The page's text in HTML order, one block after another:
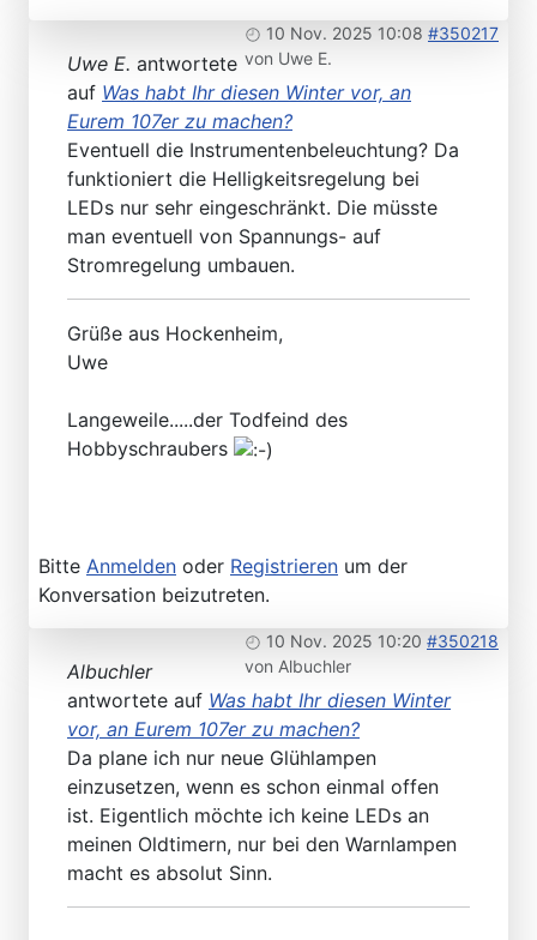
10 Nov. 2025 10:08 #350217
von Uwe E.
Uwe E. antwortete
auf Was habt Ihr diesen Winter vor, an
Eurem 107er zu machen?
Eventuell die Instrumentenbeleuchtung? Da
funktioniert die Helligkeitsregelung bei
LEDs nur sehr eingeschränkt. Die müsste
man eventuell von Spannungs- auf
Stromregelung umbauen.
Grüße aus Hockenheim,
Uwe
Langeweile.....der Todfeind des
Hobbyschraubers
Bitte Anmelden oder Registrieren um der
Konversation beizutreten.
10 Nov. 2025 10:20 #350218
von Albuchler
Albuchler
antwortete auf Was habt Ihr diesen Winter
vor, an Eurem 107er zu machen?
Da plane ich nur neue Glühlampen
einzusetzen, wenn es schon einmal offen
ist. Eigentlich möchte ich keine LEDs an
meinen Oldtimern, nur bei den Warnlampen
macht es absolut Sinn.